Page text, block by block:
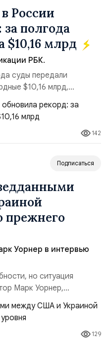
России
полгода
$10,16 млрд
РБК.
суды передали
$10,16 млрд,
Это в 2,5 раза больше,
года ($3,95 млрд).
42,2% денежного
слияний и
142
Подписаться
прежнего
Уорнер в интервью
но ситуация
Марк Уорнер,
по разведке,
беспилотников и
ей наносить
и укрепило её 129